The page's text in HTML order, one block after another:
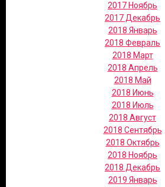
2017 Ноябрь
2017 Декабрь
2018 Январь
2018 Февраль
2018 Март
2018 Апрель
2018 Май
2018 Июнь
2018 Июль
2018 Август
2018 Сентябрь
2018 Октябрь
2018 Ноябрь
2018 Декабрь
2019 Январь